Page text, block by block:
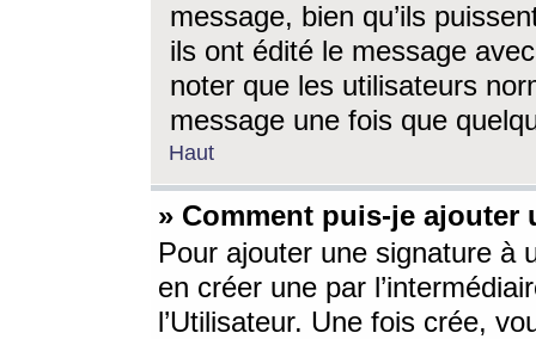
message, bien qu’ils
ils ont édité le message
noter que les utilisateurs
message une fois que
Haut
» Comment puis-je ajouter
Pour ajouter une signature à
en créer une par
l’Utilisateur. Une fois crée,